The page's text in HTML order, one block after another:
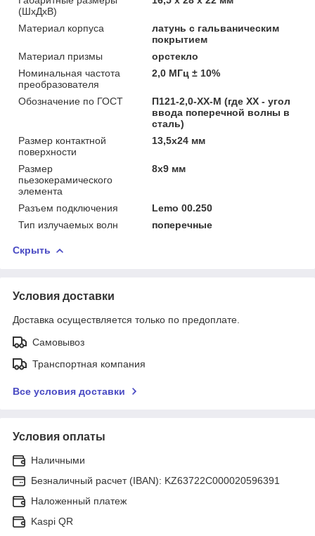
(ШхДхВ)
Материал корпуса
латунь с гальваническим
покрытием
Материал призмы
орстекло
Номинальная частота
преобразователя
2,0 МГц ± 10%
Обозначение по ГОСТ
П121-2,0-ХХ-М (где XX - угол
ввода поперечной волны в
сталь)
Размер контактной
поверхности
13,5х24 мм
Размер
пьезокерамического
элемента
8х9 мм
Разъем подключения
Lemo 00.250
Тип излучаемых волн
поперечные
Скрыть
Условия доставки
Доставка осуществляется только по предоплате.
Самовывоз
Транспортная компания
Все условия доставки
Условия оплаты
Наличными
Безналичный расчет (IBAN): KZ63722C000020596391
Наложенный платеж
Kaspi QR